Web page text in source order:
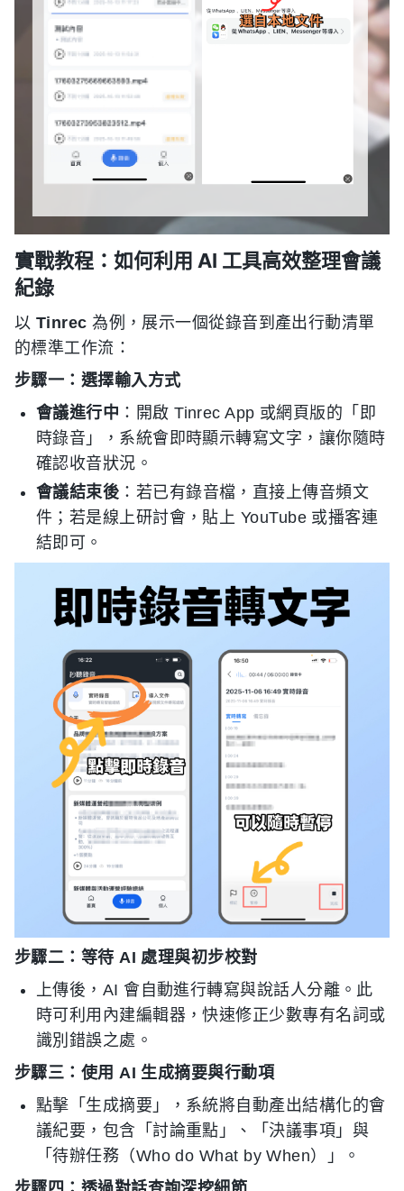
實戰教程：如何利用 AI 工具高效整理會議
紀錄
以 Tinrec 為例，展示一個從錄音到產出行動清單
的標準工作流：
步驟一：選擇輸入方式
會議進行中 ：開啟 Tinrec App 或網頁版的「即
時錄音」，系統會即時顯示轉寫文字，讓你隨時
確認收音狀況。
會議結束後 ：若已有錄音檔，直接上傳音頻文
件；若是線上研討會，貼上 YouTube 或播客連
結即可。
步驟二：等待 AI 處理與初步校對
上傳後，AI 會自動進行轉寫與說話人分離。此
時可利用內建編輯器，快速修正少數專有名詞或
識別錯誤之處。
步驟三：使用 AI 生成摘要與行動項
點擊「生成摘要」，系統將自動產出結構化的會
議紀要，包含「討論重點」、「決議事項」與
「待辦任務（Who do What by When）」。